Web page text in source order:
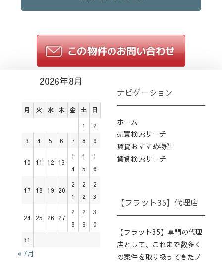
2026年8月
月 火 水 木 金 土 日
1
2
3
4 5 6 7 8 9
10 11 12 13
1
4
1
5
1
6
17 18 19 20
2
1
2
2
2
3
24 25 26 27
2
8
2
9
3
0
31
« 7月
ナビゲーション
ホーム
売買検索サーチ
賃貸おすすめ物件
賃貸検索サーチ
【フラット35】代理店
【フラット35】専門の代理
店として、これまで数多く
の案件を取り扱ってきたノ